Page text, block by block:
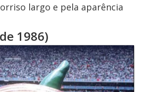
largo e pela aparência
1986)